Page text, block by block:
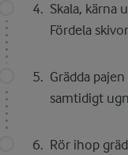
Skala, kärna
Fördela
Grädda
samtidigt
Rör ihop